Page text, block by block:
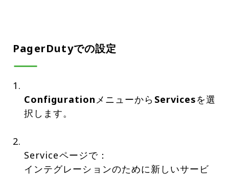
PagerDutyでの設定
Configurationメニューから Servicesを選
択します。
Serviceページで：
インテグレーションのために新しいサービ